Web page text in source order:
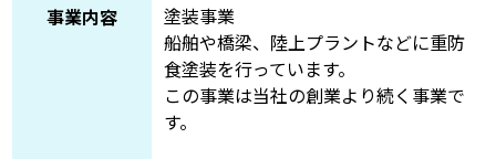
事業内容
塗装事業
船舶や橋梁、陸上プラントなどに重防
食塗装を行っています。
この事業は当社の創業より続く事業で
す。